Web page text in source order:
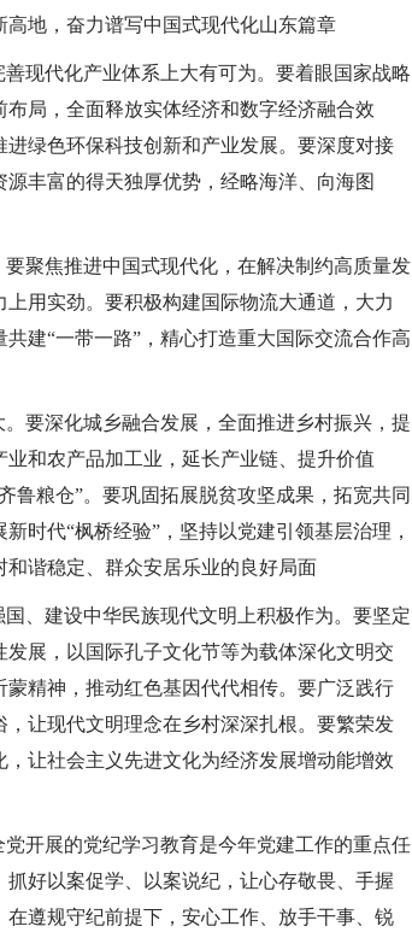
地，奋力谱写中国式现代化山东篇章
现代化产业体系上大有可为。要着眼国家战略
局，全面释放实体经济和数字经济融合效
绿色环保科技创新和产业发展。要深度对接
丰富的得天独厚优势，经略海洋、向海图
聚焦推进中国式现代化，在解决制约高质量发
用实劲。要积极构建国际物流大通道，大力
建“一带一路”，精心打造重大国际交流合作高
要深化城乡融合发展，全面推进乡村振兴，提
和农产品加工业，延长产业链、提升价值
鲁粮仓”。要巩固拓展脱贫攻坚成果，拓宽共同
时代“枫桥经验”，坚持以党建引领基层治理，
谐稳定、群众安居乐业的良好局面
、建设中华民族现代文明上积极作为。要坚定
展，以国际孔子文化节等为载体深化文明交
精神，推动红色基因代代相传。要广泛践行
让现代文明理念在乡村深深扎根。要繁荣发
让社会主义先进文化为经济发展增动能增效
开展的党纪学习教育是今年党建工作的重点任
好以案促学、以案说纪，让心存敬畏、手握
遵规守纪前提下，安心工作、放手干事、锐